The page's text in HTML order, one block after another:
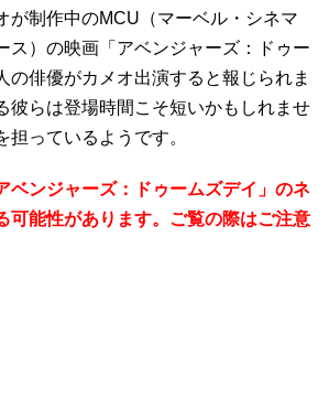
が制作中のMCU（マーベル・シネマ
ス）の映画「アベンジャーズ：ドゥー
の俳優がカメオ出演すると報じられま
彼らは登場時間こそ短いかもしれませ
担っているようです。
ベンジャーズ：ドゥームズデイ」のネ
可能性があります。ご覧の際はご注意